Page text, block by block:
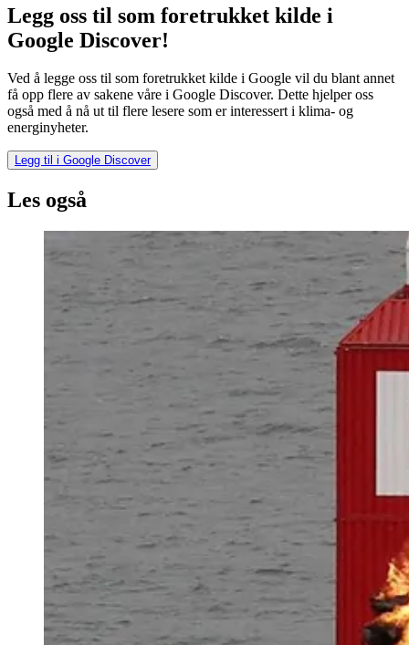
Legg oss til som foretrukket kilde i
Google Discover!
Ved å legge oss til som foretrukket kilde i Google vil du blant annet
få opp flere av sakene våre i Google Discover. Dette hjelper oss
også med å nå ut til flere lesere som er interessert i klima- og
energinyheter.
Legg til i Google Discover
Les også